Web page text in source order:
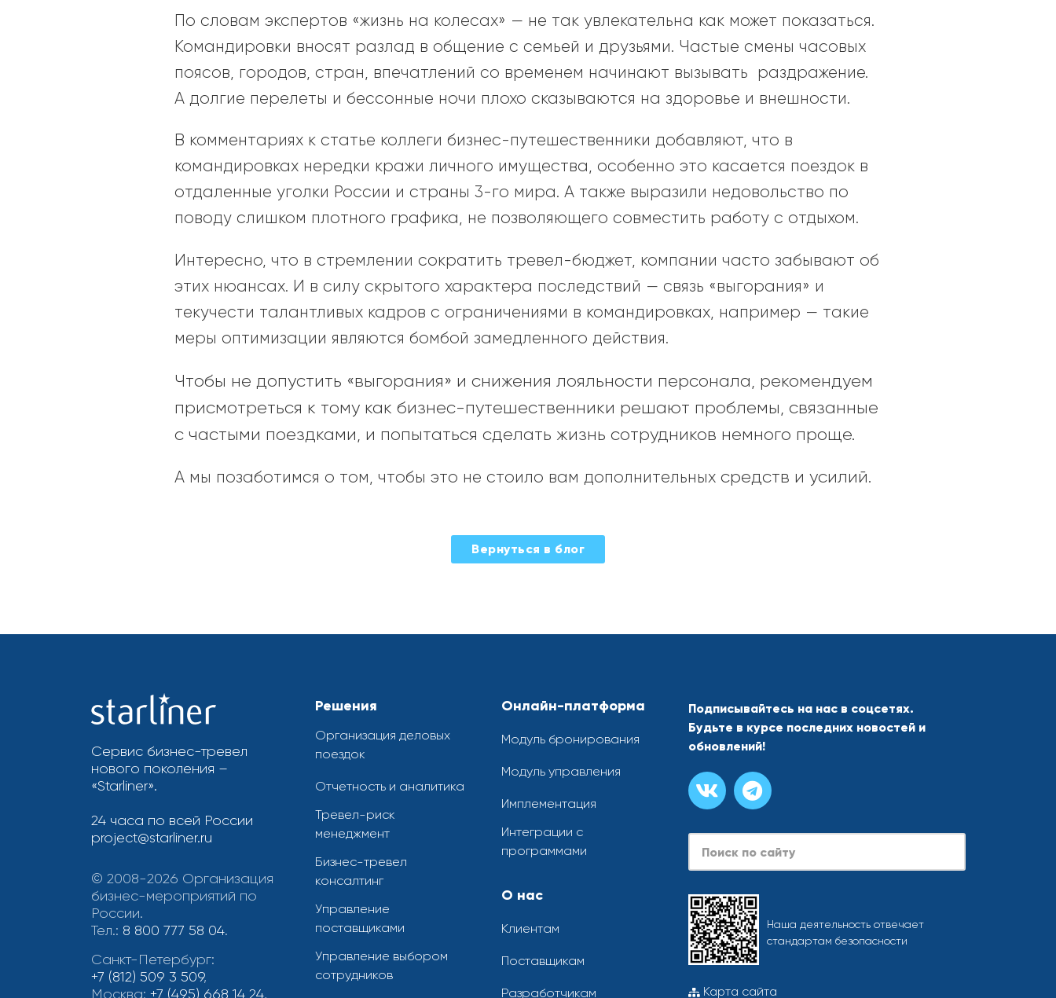
По словам экспертов «жизнь на колесах» — не так увлекательна как может показаться.
Командировки вносят разлад в общение с семьей и друзьями. Частые смены часовых
поясов, городов, стран, впечатлений со временем начинают вызывать раздражение.
А долгие перелеты и бессонные ночи плохо сказываются на здоровье и внешности.
В комментариях к статье коллеги бизнес-путешественники добавляют, что в
командировках нередки кражи личного имущества, особенно это касается поездок в
отдаленные уголки России и страны 3-го мира. А также выразили недовольство по
поводу слишком плотного графика, не позволяющего совместить работу с отдыхом.
Интересно, что в стремлении сократить тревел-бюджет, компании часто забывают об
этих нюансах. И в силу скрытого характера последствий — связь «выгорания» и
текучести талантливых кадров с ограничениями в командировках, например — такие
меры оптимизации являются бомбой замедленного действия.
Чтобы не допустить «выгорания» и снижения лояльности персонала, рекомендуем
присмотреться к тому как бизнес-путешественники решают проблемы, связанные
с частыми поездками, и попытаться сделать жизнь сотрудников немного проще.
А мы позаботимся о том, чтобы это не стоило вам дополнительных средств и усилий.
Вернуться в блог
Сервис бизнес-тревел
нового поколения –
«Starliner».
24 часа по всей России
project@starliner.ru
© 2008-2026 Организация
бизнес-мероприятий по
России.
Тел.: 8 800 777 58 04.
Санкт-Петербург:
+7 (812) 509 3 509,
Москва: +7 (495) 668 14 24,
Решения
Организация деловых
поездок
Отчетность и аналитика
Тревел-риск
менеджмент
Бизнес-тревел
консалтинг
Управление
поставщиками
Управление выбором
сотрудников
Онлайн-платформа
Модуль бронирования
Модуль управления
Имплементация
Интеграции с
программами
О нас
Клиентам
Поставщикам
Разработчикам
Подписывайтесь на нас в соцсетях.
Будьте в курсе последних новостей и
обновлений!
Наша деятельность отвечает
стандартам безопасности
Карта сайта